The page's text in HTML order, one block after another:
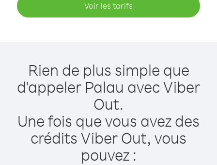
Voir les tarifs
Rien de plus simple que
d'appeler Palau avec Viber
Out.
Une fois que vous avez des
crédits Viber Out, vous
pouvez :